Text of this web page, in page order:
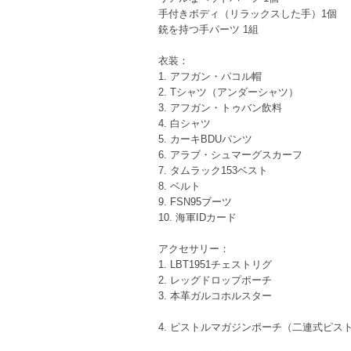
手付きボディ（リラックスした手）1個
銃を持つ手パーツ 1組
衣装：
1. アフガン・パコル帽
2. Tシャツ（アンダーシャツ）
3. アフガン・トゥバン飲料
4. 白シャツ
5. カーキBDUパンツ
6. アラブ・シュマーグスカーフ
7. タムラック153ベスト
8. ベルト
9. FSN95ブーツ
10. 海軍IDカード
アクセサリー：
1. LBT1951チェストリグ
2. レッグドロップポーチ
3. 本革ガルコホルスター
4. ピストルマガジンポーチ（二連式ピス